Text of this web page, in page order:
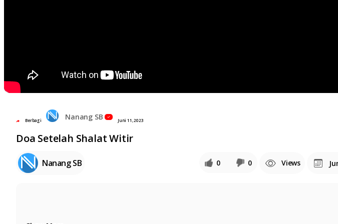
Berbagi Nanang SB Juni 11, 2023
Doa Setelah Shalat Witir
Nanang SB 0 0 Views